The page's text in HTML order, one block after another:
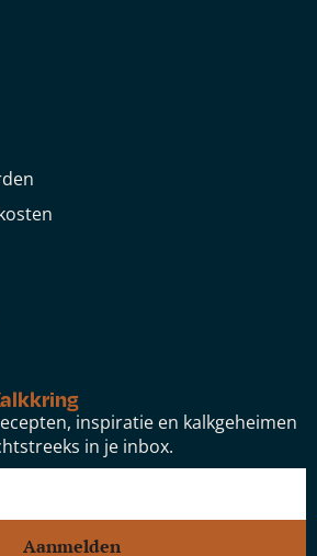
inspiratie en kalkgeheimen
in je inbox.
Aanmelden